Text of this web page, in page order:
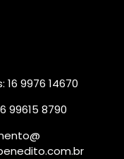
16 9976 14670
99615 8790